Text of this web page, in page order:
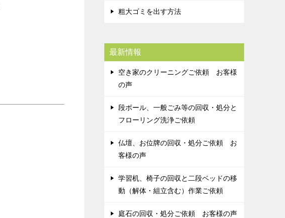
粗大ゴミを出す方法
最新情報
空き家のクリーニングご依頼 お客様
の声
段ボール、一般ごみ等の回収・処分と
フローリング洗浄ご依頼
仏壇、お位牌の回収・処分ご依頼 お
客様の声
学習机、椅子の回収と二段ベッドの移
動（解体・組立含む）作業ご依頼
庭石の回収・処分ご依頼 お客様の声